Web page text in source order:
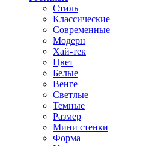
Стиль
Классические
Современные
Модерн
Хай-тек
Цвет
Белые
Венге
Светлые
Темные
Размер
Мини стенки
Форма